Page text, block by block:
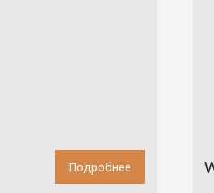
Подробнее